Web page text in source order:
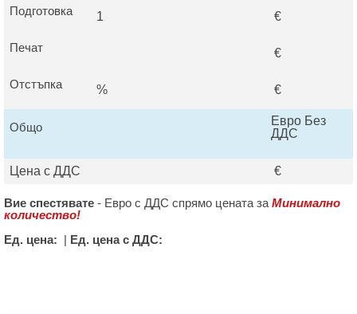
Подготовка
1 €
Печат €
Отстъпка % €
Общо
Евро Без
ДДС
Цена с ДДС €
Вие спестявате - Евро с ДДС спрямо цената за Минимално
количество!
Ед. цена: | Ед. цена с ДДС: